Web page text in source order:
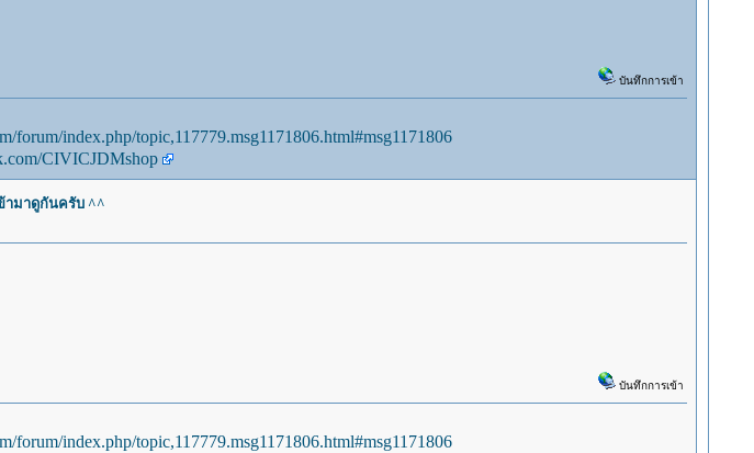
บันทึกการเข้า
forum/index.php/topic,117779.msg1171806.html#msg1171806
CIVICJDMshop
ข้ามาดูกันครับ ^^
บันทึกการเข้า
forum/index.php/topic,117779.msg1171806.html#msg1171806